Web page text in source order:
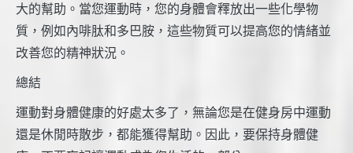
大的幫助。當您運動時，您的身體會釋放出一些化學物
質，例如內啡肽和多巴胺，這些物質可以提高您的情緒並
改善您的精神狀況。
總結
運動對身體健康的好處太多了，無論您是在健身房中運動
還是休閒時散步，都能獲得幫助。因此，要保持身體健